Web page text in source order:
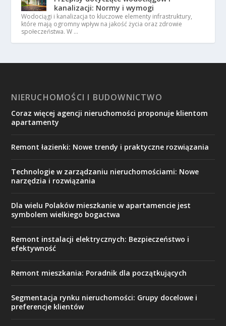
kanalizacji: Normy i wymogi
Wodociągi i kanalizacja to kluczowe elementy infrastruktury,
które mają ogromny wpływ na jakość życia oraz zdrowie
społeczeństwa. W …
NIERUCHOMOŚCI I BUDOWNICTWO
Coraz więcej agencji nieruchomości proponuje klientom
apartamenty
Remont łazienki: Nowe trendy i praktyczne rozwiązania
Technologie w zarządzaniu nieruchomościami: Nowe
narzędzia i rozwiązania
Dla wielu Polaków mieszkanie w apartamencie jest
symbolem wielkiego bogactwa
Remont instalacji elektrycznych: Bezpieczeństwo i
efektywność
Remont mieszkania: Poradnik dla początkujących
Segmentacja rynku nieruchomości: Grupy docelowe i
preferencje klientów